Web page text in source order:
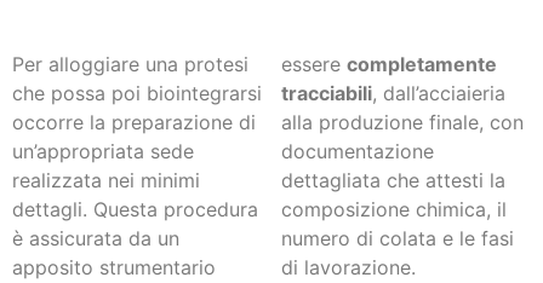
Per alloggiare una protesi
che possa poi biointegrarsi
occorre la preparazione di
un’appropriata sede
realizzata nei minimi
dettagli. Questa procedura
è assicurata da un
apposito strumentario
essere completamente
tracciabili, dall’acciaieria
alla produzione finale, con
documentazione
dettagliata che attesti la
composizione chimica, il
numero di colata e le fasi
di lavorazione.